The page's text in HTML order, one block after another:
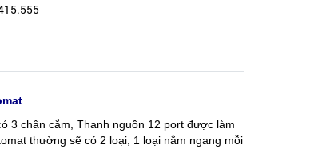
3 chân cắm, Thanh nguồn 12 port được làm
thường sẽ có 2 loại, 1 loại nằm ngang mỗi